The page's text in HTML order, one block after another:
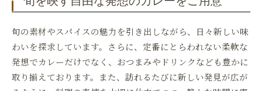
旬の素材やスパイスの魅力を引き出しながら、日々新しい味
わいを探求しています。さらに、定番にとらわれない柔軟な
発想でカレーだけでなく、おつまみやドリンクなども豊かに
取り揃えております。また、訪れるたびに新しい発見が広が